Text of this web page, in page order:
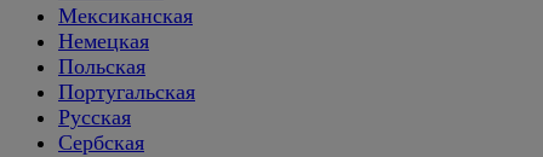
Мексиканская
Немецкая
Польская
Португальская
Русская
Сербская